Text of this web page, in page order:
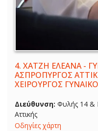
4. ΧΑΤΖΗ ΕΛΕΑΝΑ -
ΑΣΠΡΟΠΥΡΓΟΣ
ΧΕΙΡΟΥΡΓΟΣ
Διεύθυνση: Φυλής 14 &
Αττικής
Οδηγίες χάρτη